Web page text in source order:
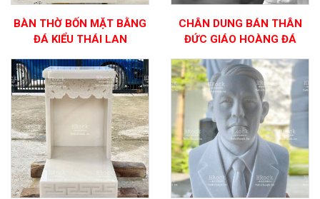
BÀN THỜ BỐN MẶT BẰNG
ĐÁ KIỂU THÁI LAN
CHÂN DUNG BÁN THÂN
ĐỨC GIÁO HOÀNG ĐÁ